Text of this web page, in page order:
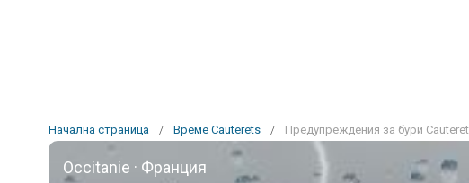
Начална страница / Време Cauterets / Предупреждения за бури
Occitanie · Франция